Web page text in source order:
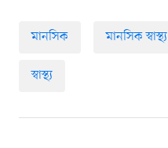
মানসিক মানসিক স্বাস্থ্য
স্বাস্থ্য